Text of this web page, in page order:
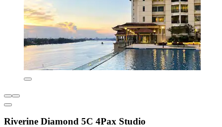
Riverine Diamond 5C 4Pax Studio